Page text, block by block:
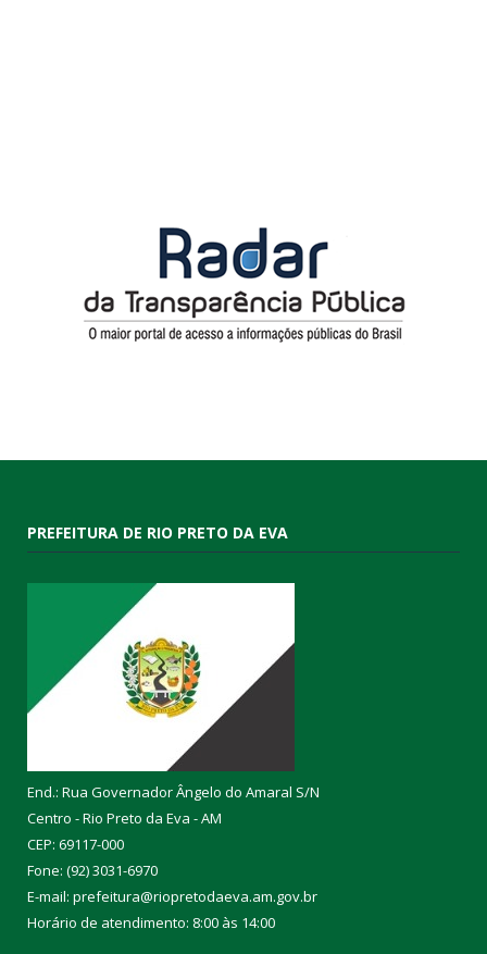
PREFEITURA DE RIO PRETO DA EVA
End.: Rua Governador Ângelo do Amaral S/N
Centro - Rio Preto da Eva - AM
CEP: 69117-000
Fone: (92) 3031-6970
E-mail: prefeitura@riopretodaeva.am.gov.br
Horário de atendimento: 8:00 às 14:00